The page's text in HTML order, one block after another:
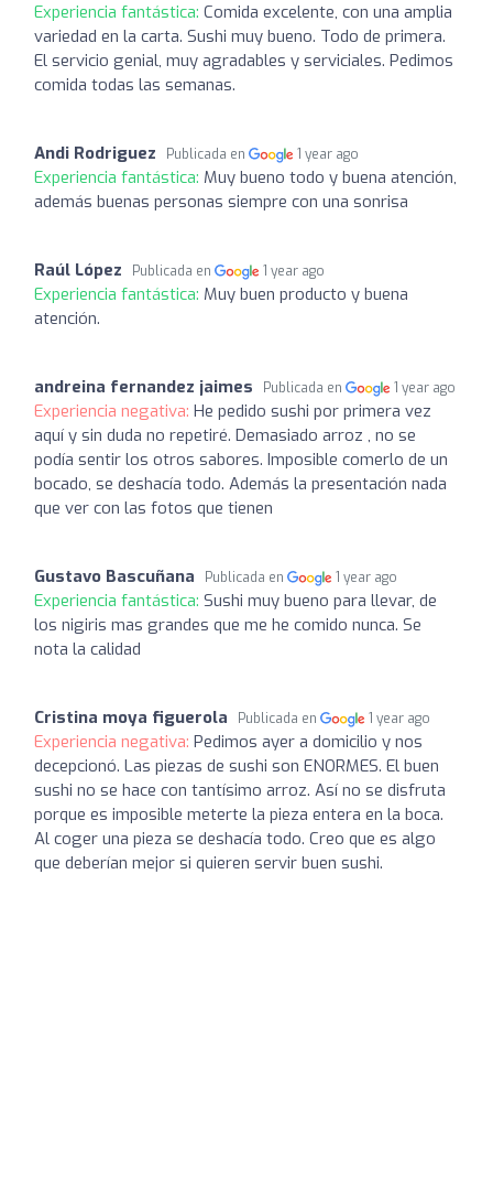
Experiencia fantástica: Comida excelente, con una amplia
variedad en la carta. Sushi muy bueno. Todo de primera.
El servicio genial, muy agradables y serviciales. Pedimos
comida todas las semanas.
Andi Rodriguez Publicada en 1 year ago
Experiencia fantástica: Muy bueno todo y buena atención,
además buenas personas siempre con una sonrisa
Raúl López Publicada en 1 year ago
Experiencia fantástica: Muy buen producto y buena
atención.
andreina fernandez jaimes Publicada en 1 year ago
Experiencia negativa: He pedido sushi por primera vez
aquí y sin duda no repetiré. Demasiado arroz , no se
podía sentir los otros sabores. Imposible comerlo de un
bocado, se deshacía todo. Además la presentación nada
que ver con las fotos que tienen
Gustavo Bascuñana Publicada en 1 year ago
Experiencia fantástica: Sushi muy bueno para llevar, de
los nigiris mas grandes que me he comido nunca. Se
nota la calidad
Cristina moya figuerola Publicada en 1 year ago
Experiencia negativa: Pedimos ayer a domicilio y nos
decepcionó. Las piezas de sushi son ENORMES. El buen
sushi no se hace con tantísimo arroz. Así no se disfruta
porque es imposible meterte la pieza entera en la boca.
Al coger una pieza se deshacía todo. Creo que es algo
que deberían mejor si quieren servir buen sushi.